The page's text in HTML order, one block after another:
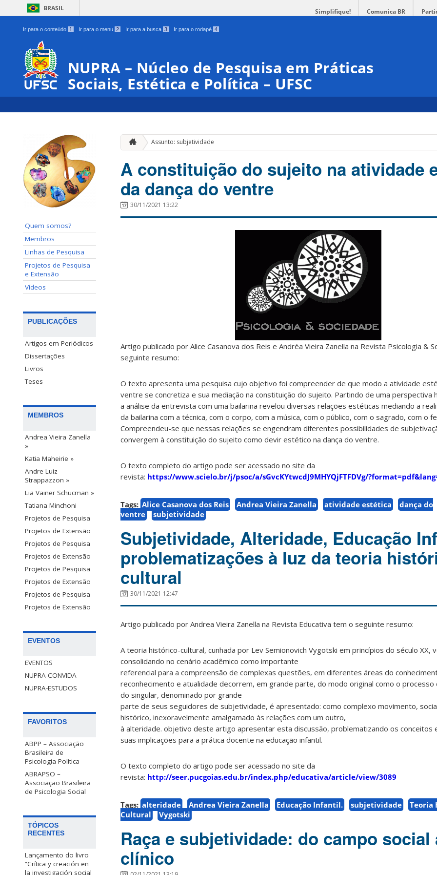
BRASIL Simplifique! Comunica BR
Ir para o conteúdo 1 Ir para o menu 2 Ir para a busca 3 Ir para o rodapé 4
NUPRA – Núcleo de Pesquisa em Práticas
Sociais, Estética e Política – UFSC
Quem somos?
Membros
Linhas de Pesquisa
Projetos de Pesquisa
e Extensão
Vídeos
PUBLICAÇÕES
Artigos em Periódicos
Dissertações
Livros
Teses
MEMBROS
Andrea Vieira Zanella
»
Katia Maheirie »
Andre Luiz
Strappazzon »
Lia Vainer Schucman »
Tatiana Minchoni
Projetos de Pesquisa
Projetos de Extensão
Projetos de Pesquisa
Projetos de Extensão
Projetos de Pesquisa
Projetos de Extensão
Projetos de Pesquisa
Projetos de Extensão
EVENTOS
EVENTOS
NUPRA-CONVIDA
NUPRA-ESTUDOS
FAVORITOS
ABPP – Associação
Brasileira de
Psicologia Política
ABRAPSO –
Associação Brasileira
de Psicologia Social
TÓPICOS
RECENTES
Lançamento do livro
“Crítica y creación en
la investigación social
Assunto: subjetividade
A constituição do sujeito na atividade
da dança do ventre
30/11/2021 13:22
Artigo publicado por Alice Casanova dos Reis e Andréa Vieira Zanella na Revista Psicologia &
seguinte resumo:
O texto apresenta uma pesquisa cujo objetivo foi compreender de que modo a atividade
ventre se concretiza e sua mediação na constituição do sujeito. Partindo de uma perspectiva
a análise da entrevista com uma bailarina revelou diversas relações estéticas mediando a
da bailarina com a técnica, com o corpo, com a música, com o público, com o sagrado, com o
Compreendeu-se que nessas relações se engendram diferentes possibilidades de
convergem à constituição do sujeito como devir estético na dança do ventre.
O texto completo do artigo pode ser acessado no site da
revista: https://www.scielo.br/j/psoc/a/sGvcKYtwcdJ9MHYQjFTFDVg/
Tags: Alice Casanova dos Reis Andrea Vieira Zanella atividade estética
dança do
ventre
subjetividade
Subjetividade, Alteridade, Educação
problematizações à luz da teoria
cultural
30/11/2021 12:47
Artigo publicado por Andrea Vieira Zanella na Revista Educativa tem o seguinte resumo:
A teoria histórico-cultural, cunhada por Lev Semionovich Vygotski em princípios do século XX,
consolidando no cenário acadêmico como importante
referencial para a compreensão de complexas questões, em diferentes áreas do
reconhecimento e atualidade decorrem, em grande parte, do modo original como o processo
do singular, denominado por grande
parte de seus seguidores de subjetividade, é apresentado: como complexo movimento,
histórico, inexoravelmente amalgamado às relações com um outro,
à alteridade. objetivo deste artigo apresentar esta discussão, problematizando os conceitos
suas implicações para a prática docente na educação infantil.
O texto completo do artigo pode ser acessado no site da
revista: http://seer.pucgoias.edu.br/index.php/educativa/article/view/3089
Tags: alteridade Andrea Vieira Zanella Educação Infantil. subjetividade
Teoria
Cultural
Vygotski
Raça e subjetividade: do campo social
clínico